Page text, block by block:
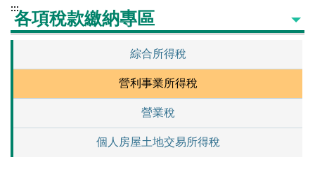
:::各項稅款繳納專區
綜合所得稅
營利事業所得稅
營業稅
個人房屋土地交易所得稅